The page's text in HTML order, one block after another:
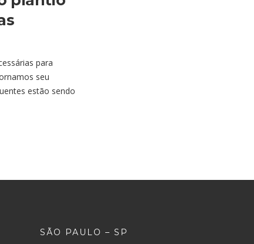
para
seu
estão sendo
SÃO PAULO – SP